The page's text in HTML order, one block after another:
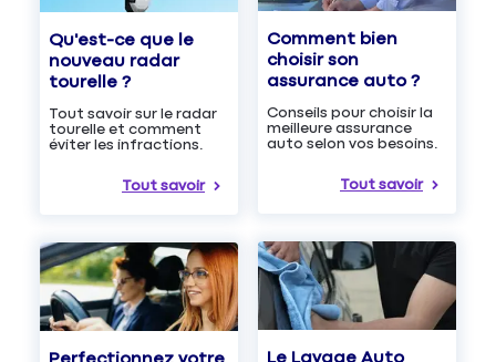
Qu'est-ce que le
nouveau radar
tourelle ?
Tout savoir sur le radar
tourelle et comment
éviter les infractions.
Tout savoir
Comment bien
choisir son
assurance auto ?
Conseils pour choisir la
meilleure assurance
auto selon vos besoins.
Tout savoir